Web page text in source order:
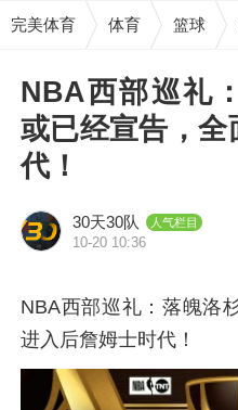
完美体育 体育 篮球
NBA西部巡礼
或已经宣告，
代！
30天30队 人气栏目
10-20 10:36
NBA西部巡礼：落魄洛
进入后詹姆士时代！